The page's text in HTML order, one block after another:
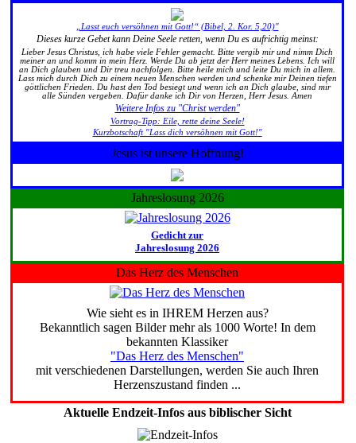
„Lasst euch versöhnen mit Gott!“ (Bibel, 2. Kor. 5,20)"
Dieses kurze Gebet kann Deine Seele retten, wenn Du es aufrichtig meinst:
Lieber Jesus Christus, ich habe viele Fehler gemacht. Bitte vergib mir und nimm Dich
meiner an und komm in mein Herz. Werde Du ab jetzt der Herr meines Lebens. Ich will
an Dich glauben und Dir treu nachfolgen. Bitte heile mich und leite Du mich in allem.
Lass mich durch Dich zu einem neuen Menschen werden und schenke mir Deinen tiefen
göttlichen Frieden. Du hast den Tod besiegt und wenn ich an Dich glaube, sind mir
alle Sünden vergeben. Dafür danke ich Dir von Herzen, Herr Jesus. Amen
Weitere Infos zu "Christ werden"
Vortrag-Tipp: Eile, rette deine Seele!
Kurzbotschaft "Lass dich versöhnen mit Gott!"
Jesus ist unsere Hoffnung!
Jahreslosung 2026
Gedicht zur
Jahreslosung 2026
Das Herz des Menschen
Wie sieht es in IHREM Herzen aus?
Bekanntlich sagen Bilder mehr als 1000 Worte! In dem
bekannten Klassiker
"Das Herz des Menschen"
mit verschiedenen Darstellungen, werden Sie auch Ihren
Herzenszustand finden ...
Aktuelle Endzeit-Infos aus biblischer Sicht